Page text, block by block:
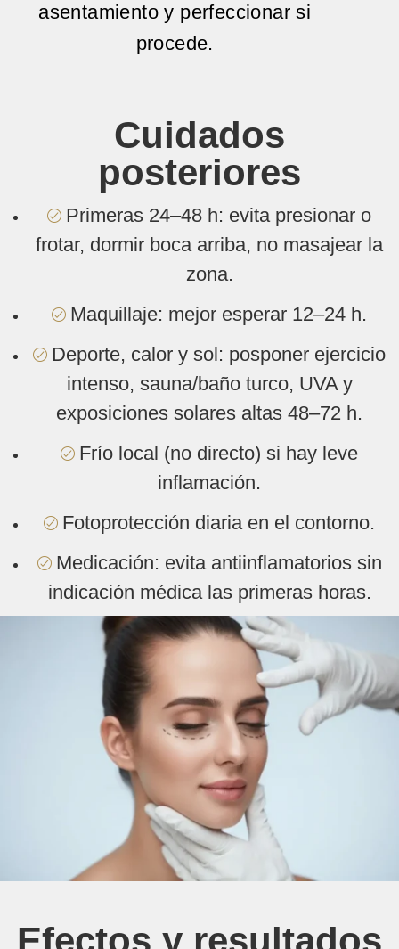
asentamiento y perfeccionar si
procede.
Cuidados
posteriores
Primeras 24–48 h: evita presionar o
frotar, dormir boca arriba, no masajear la
zona.
Maquillaje: mejor esperar 12–24 h.
Deporte, calor y sol: posponer ejercicio
intenso, sauna/baño turco, UVA y
exposiciones solares altas 48–72 h.
Frío local (no directo) si hay leve
inflamación.
Fotoprotección diaria en el contorno.
Medicación: evita antiinflamatorios sin
indicación médica las primeras horas.